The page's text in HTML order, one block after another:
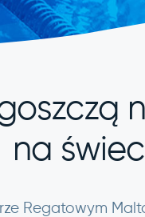
na
Regatowym